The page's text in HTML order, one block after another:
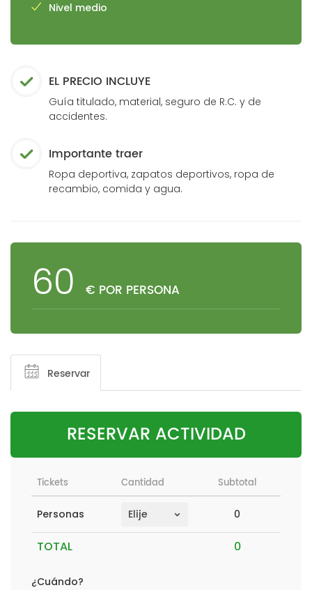
Nivel medio
EL PRECIO INCLUYE
Guía titulado, material, seguro de R.C. y de
accidentes.
Importante traer
Ropa deportiva, zapatos deportivos, ropa de
recambio, comida y agua.
60 € POR PERSONA
Reservar
RESERVAR ACTIVIDAD
Tickets Cantidad Subtotal
TOTAL
Personas 0
¿Cuándo?